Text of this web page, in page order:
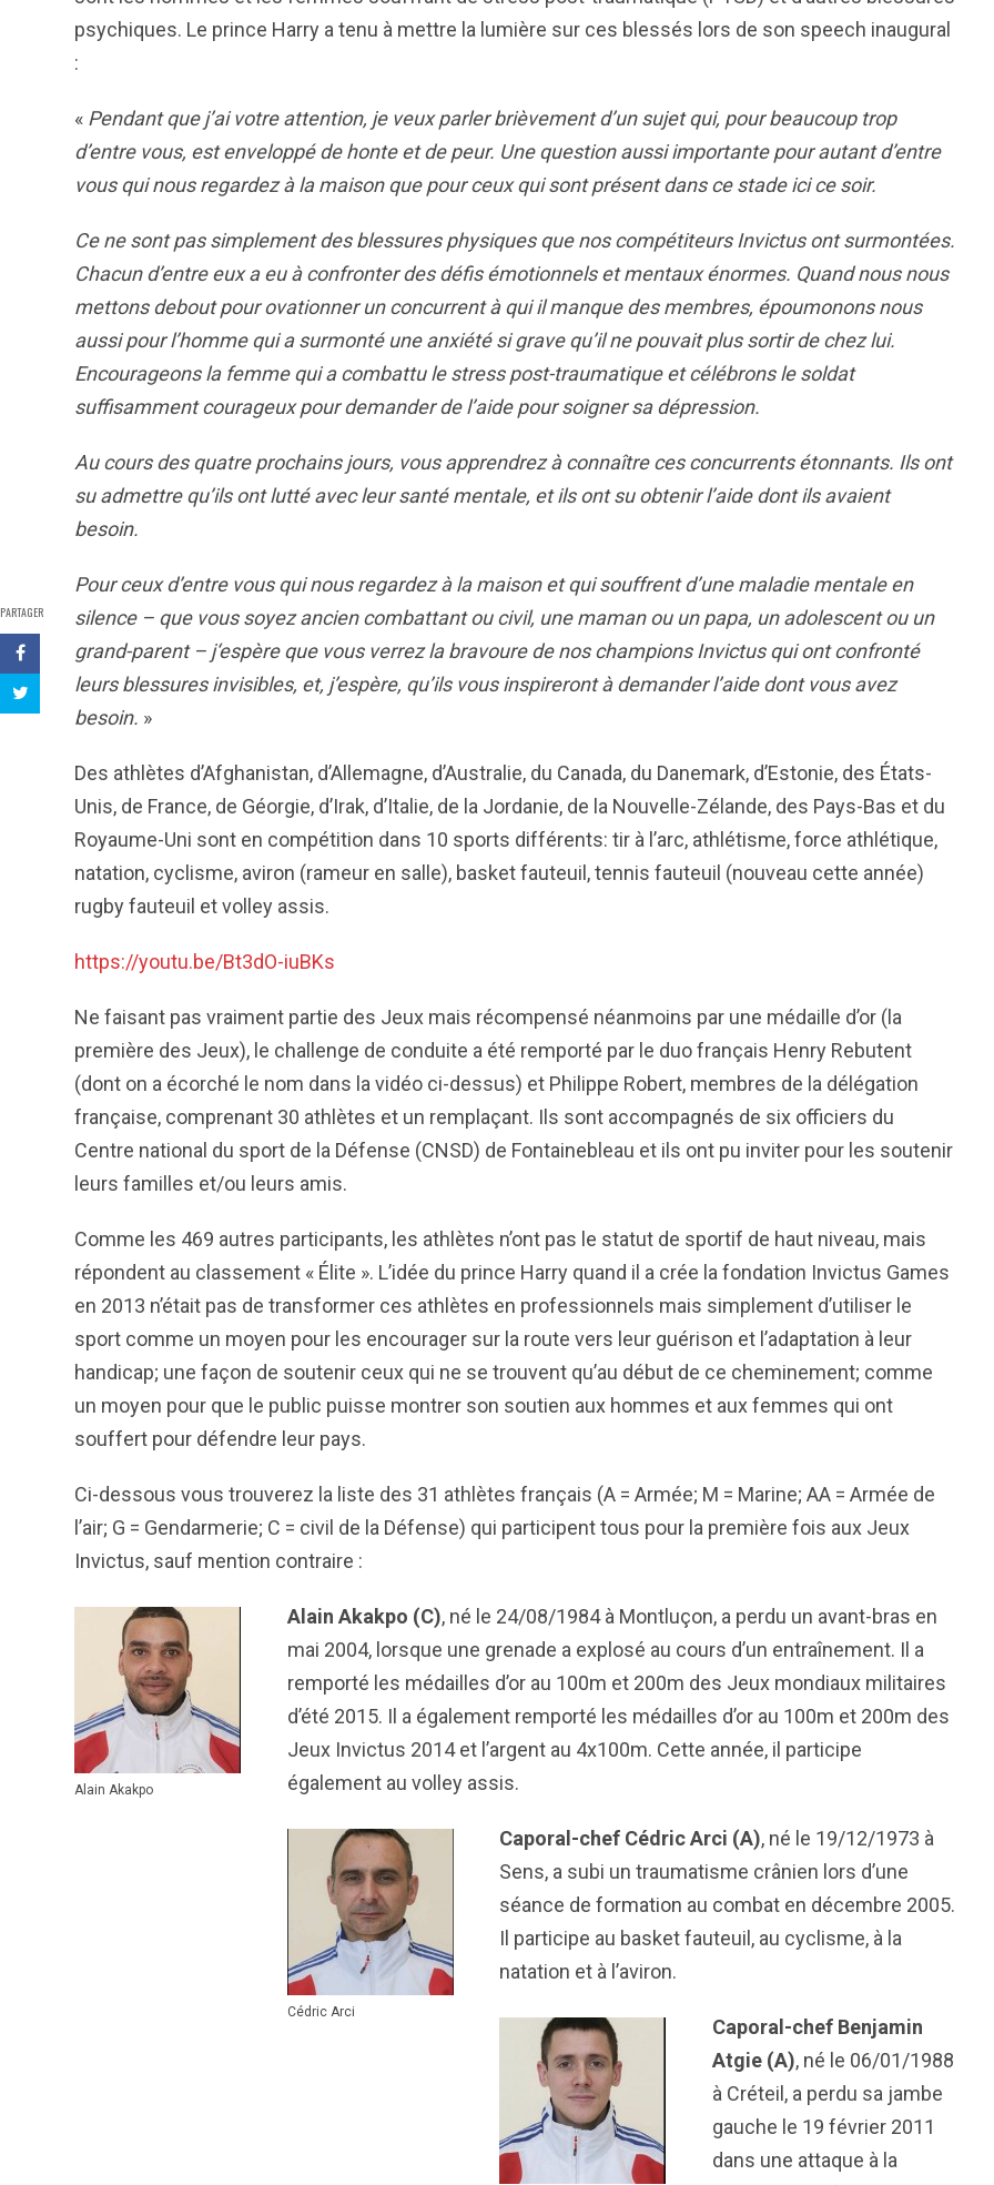
PARTAGER
psychiques. Le prince Harry a tenu à mettre la lumière sur ces blessés lors de son speech inaugural
:
« Pendantque j’aivotre attention, je veux parler brièvementd’unsujetqui, pour beaucoup trop
d’entre vous, est enveloppé dehonte etdepeur. Une question aussi importantepourautantd’entre
vousqui nousregardez à la maison que pour ceuxqui sontprésent dans ce stadeicice soir.
Ce ne sont pas simplement des blessures physiques que nos compétiteurs Invictus ont surmontées.
Chacun d’entre eux a eu à confronter des défis émotionnels et mentaux énormes. Quand nous nous
mettons debout pour ovationner un concurrent à qui il manque des membres, époumonons nous
aussi pour l’homme qui a surmonté une anxiété si grave qu’il ne pouvait plus sortir de chez lui.
Encourageons la femme qui a combattu le stress post-traumatique et célébrons le soldat
suffisamment courageux pour demander de l’aide pour soigner sa dépression.
Au cours des quatre prochains jours, vous apprendrez à connaître ces concurrents étonnants. Ils ont
su admettre qu’ils ont lutté avec leur santé mentale, et ils ont su obtenir l’aide dont ils avaient
besoin.
Pour ceux d’entre vousqui nous regardezà la maison et qui souffrent d’une maladie mentale en
silence – que vous soyezancien combattant ou civil, une maman ou un papa, un adolescent ou un
grand-parent – j‘espère que vous verrez la bravoure de nos champions Invictus qui ont confronté
leursblessures invisibles, et, j’espère, qu’ils vousinspireront àdemander l’aide dont vous avez
besoin. »
Des athlètes d’Afghanistan, d’Allemagne, d’Australie, du Canada, du Danemark, d’Estonie, des États-
Unis, de France, de Géorgie, d’Irak, d’Italie, de la Jordanie, de la Nouvelle-Zélande, des Pays-Bas et du
Royaume-Uni sont en compétition dans 10 sports différents: tir à l’arc, athlétisme, force athlétique,
natation, cyclisme, aviron (rameur en salle), basket fauteuil, tennis fauteuil (nouveau cette année)
rugby fauteuil et volley assis.
https://youtu.be/Bt3dO-iuBKs
Ne faisant pas vraiment partie des Jeux mais récompensé néanmoins par une médaille d’or (la
première des Jeux), le challenge de conduite a été remporté par le duo français Henry Rebutent
(dont on a écorché le nom dans la vidéo ci-dessus) et Philippe Robert, membres de la délégation
française, comprenant 30 athlètes et un remplaçant. Ils sont accompagnés de six officiers du
Centre national du sport de la Défense (CNSD) de Fontainebleau et ils ont pu inviter pour les soutenir
leurs familles et/ou leurs amis.
Comme les 469 autres participants, les athlètes n’ont pas le statut de sportif de haut niveau, mais
répondent au classement « Élite ». L’idée du prince Harry quand il a crée la fondation Invictus Games
en 2013 n’était pas de transformer ces athlètes en professionnels mais simplement d’utiliser le
sport comme un moyen pour les encourager sur la route vers leur guérison et l’adaptation à leur
handicap; une façon de soutenir ceux qui ne se trouvent qu’au début de ce cheminement; comme
un moyen pour que le public puisse montrer son soutien aux hommes et aux femmes qui ont
souffert pour défendre leur pays.
Ci-dessous vous trouverez la liste des 31 athlètes français (A = Armée; M = Marine; AA = Armée de
l’air; G = Gendarmerie; C = civil de la Défense) qui participent tous pour la première fois aux Jeux
Invictus, sauf mention contraire :
Alain Akakpo
Alain Akakpo (C), né le 24/08/1984 à Montluçon, a perdu un avant-bras en
mai 2004, lorsque une grenade a explosé au cours d’un entraînement. Il a
remporté les médailles d’or au 100m et 200m des Jeux mondiaux militaires
d’été 2015. Il a également remporté les médailles d’or au 100m et 200m des
Jeux Invictus 2014 et l’argent au 4x100m. Cette année, il participe
également au volley assis.
Cédric Arci
Caporal-chef Cédric Arci (A), né le 19/12/1973 à
Sens, a subi un traumatisme crânien lors d’une
séance de formation au combat en décembre 2005.
Il participe au basket fauteuil, au cyclisme, à la
natation et à l’aviron.
Caporal-chefBenjamin
Atgie (A), né le 06/01/1988
à Créteil, a perdu sa jambe
gauche le 19 février 2011
dans une attaque à la